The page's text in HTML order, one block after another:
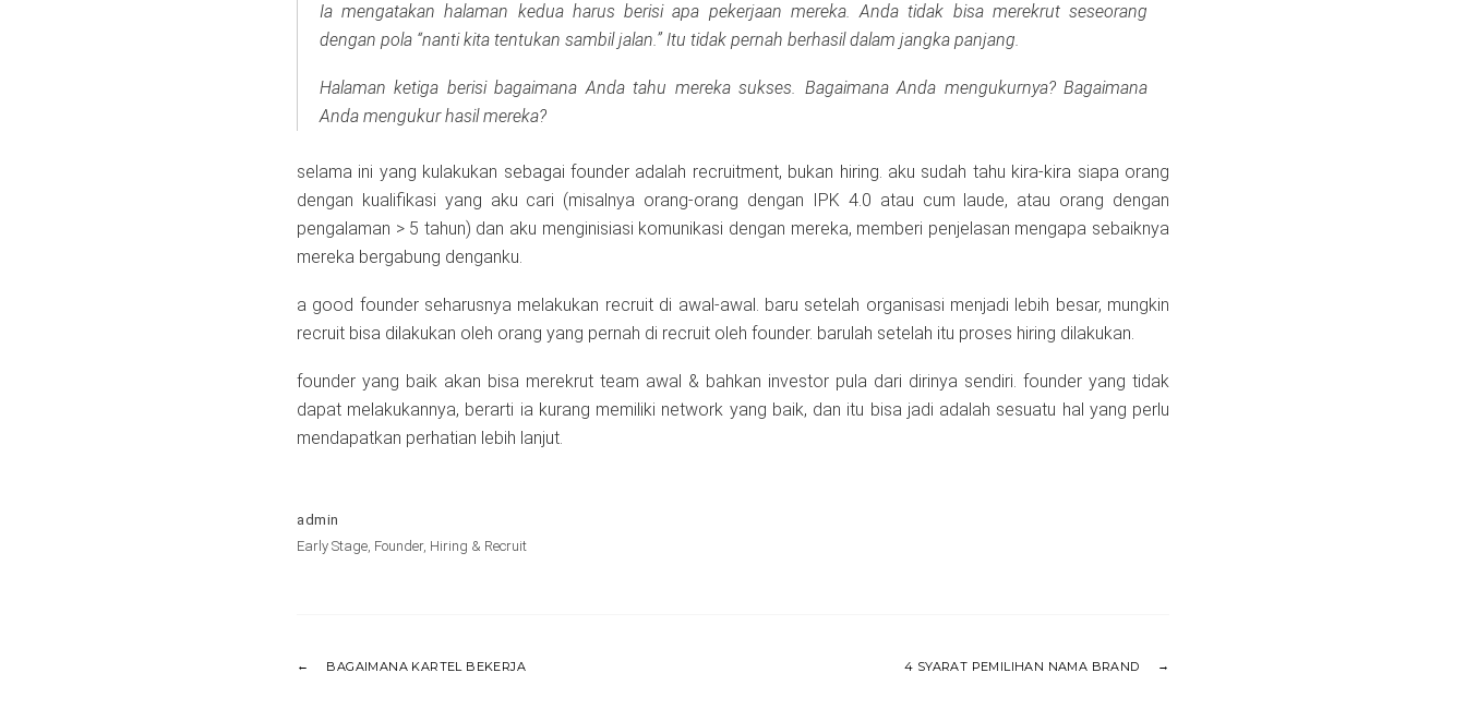
Ia mengatakan halaman kedua harus berisi apa pekerjaan mereka. Anda tidak bisa merekrut seseorang
dengan pola “nanti kita tentukan sambil jalan.” Itu tidak pernah berhasil dalam jangka panjang.
Halaman ketiga berisi bagaimana Anda tahu mereka sukses. Bagaimana Anda mengukurnya? Bagaimana
Anda mengukur hasil mereka?
selama ini yang kulakukan sebagai founder adalah recruitment, bukan hiring. aku sudah tahu kira-kira siapa orang
dengan kualifikasi yang aku cari (misalnya orang-orang dengan IPK 4.0 atau cum laude, atau orang dengan
pengalaman > 5 tahun) dan aku menginisiasi komunikasi dengan mereka, memberi penjelasan mengapa sebaiknya
mereka bergabung denganku.
a good founder seharusnya melakukan recruit di awal-awal. baru setelah organisasi menjadi lebih besar, mungkin
recruit bisa dilakukan oleh orang yang pernah di recruit oleh founder. barulah setelah itu proses hiring dilakukan.
founder yang baik akan bisa merekrut team awal & bahkan investor pula dari dirinya sendiri. founder yang tidak
dapat melakukannya, berarti ia kurang memiliki network yang baik, dan itu bisa jadi adalah sesuatu hal yang perlu
mendapatkan perhatian lebih lanjut.
admin
Early Stage, Founder, Hiring & Recruit
BAGAIMANA KARTEL BEKERJA 4 SYARAT PEMILIHAN NAMA BRAND